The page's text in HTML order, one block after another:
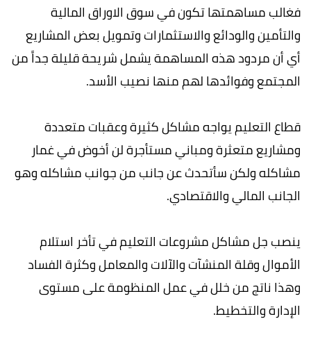
فغالب مساهمتها تكون في سوق الاوراق المالية
والتأمين والودائع والاستثمارات وتمويل بعض المشاريع
أي أن مردود هذه المساهمة يشمل شريحة قليلة جداً من
المجتمع وفوائدها لهم منها نصيب الأسد.
قطاع التعليم يواجه مشاكل كثيرة وعقبات متعددة
ومشاريع متعثرة ومباني مستأجرة لن أخوض في غمار
مشاكله ولكن سأتحدث عن جانب من جوانب مشاكله وهو
الجانب المالي والاقتصادي.
ينصب جل مشاكل مشروعات التعليم في تأخر استلام
الأموال وقلة المنشآت والآلات والمعامل وكثرة الفساد
وهذا ناتج من خلل في عمل المنظومة على مستوى
الإدارة والتخطيط.